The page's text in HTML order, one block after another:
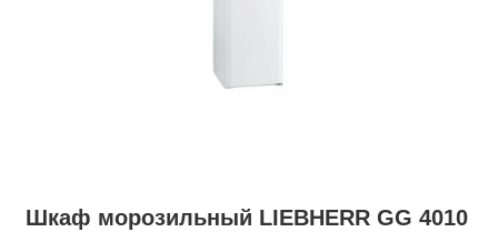
Шкаф морозильный LIEBHERR GG 4010